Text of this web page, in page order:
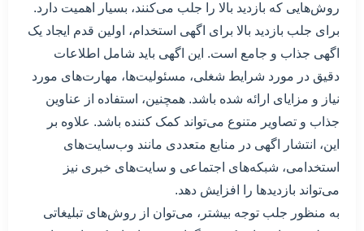
روش‌هایی که بازدید بالا را جلب می‌کنند، بسیار اهمیت دارد.
برای جلب بازدید بالا برای اگهی استخدام، اولین قدم ایجاد یک
اگهی جذاب و جامع است. این اگهی باید شامل اطلاعات
دقیق در مورد شرایط شغلی، مسئولیت‌ها، مهارت‌های مورد
نیاز و مزایای ارائه شده باشد. همچنین، استفاده از عناوین
جذاب و تصاویر متنوع می‌تواند کمک کننده باشد. علاوه بر
این، انتشار اگهی در منابع متعددی مانند وب‌سایت‌های
استخدامی، شبکه‌های اجتماعی و سایت‌های خبری نیز
می‌تواند بازدیدها را افزایش دهد.
به منظور جلب توجه بیشتر، می‌توان از روش‌های تبلیغاتی